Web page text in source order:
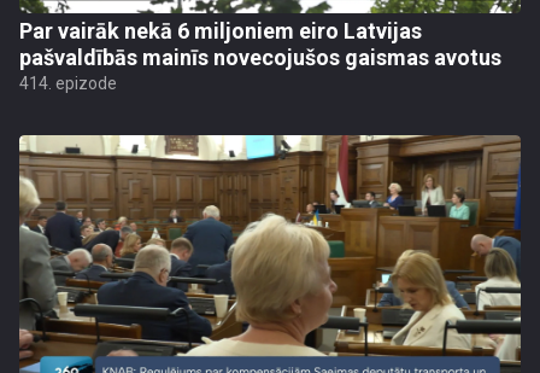
Par vairāk nekā 6 miljoniem eiro Latvijas
pašvaldībās mainīs novecojušos gaismas avotus
414. epizode